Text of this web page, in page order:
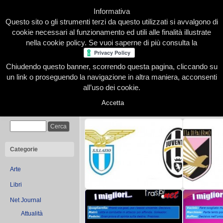
Home Presentazione Redazione Le nostre firme
Categorie
Arte
Libri
Net Journal
Attualità
You are browsing the Blog
Occhi sulla Juve: Manila
Occhi
Informativa
Questo sito o gli strumenti terzi da questo utilizzati si avvalgono di
cookie necessari al funzionamento ed utili alle finalità illustrate
nella cookie policy. Se vuoi saperne di più consulta la
Chiudendo questo banner, scorrendo questa pagina, cliccando su
un link o proseguendo la navigazione in altra maniera, acconsenti
all’uso dei cookie.
Accetta